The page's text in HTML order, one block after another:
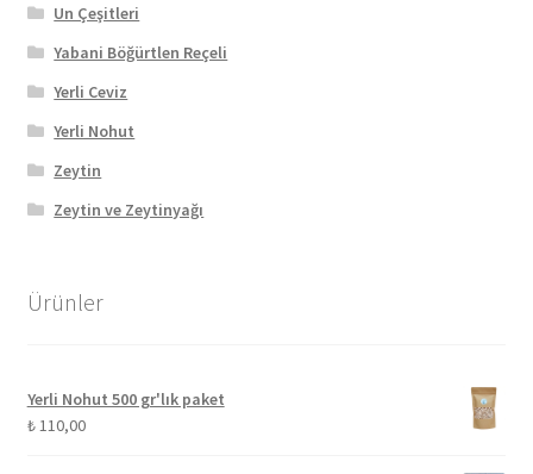
Un Çeşitleri
Yabani Böğürtlen Reçeli
Yerli Ceviz
Yerli Nohut
Zeytin
Zeytin ve Zeytinyağı
Ürünler
Yerli Nohut 500 gr'lık paket
₺110,00